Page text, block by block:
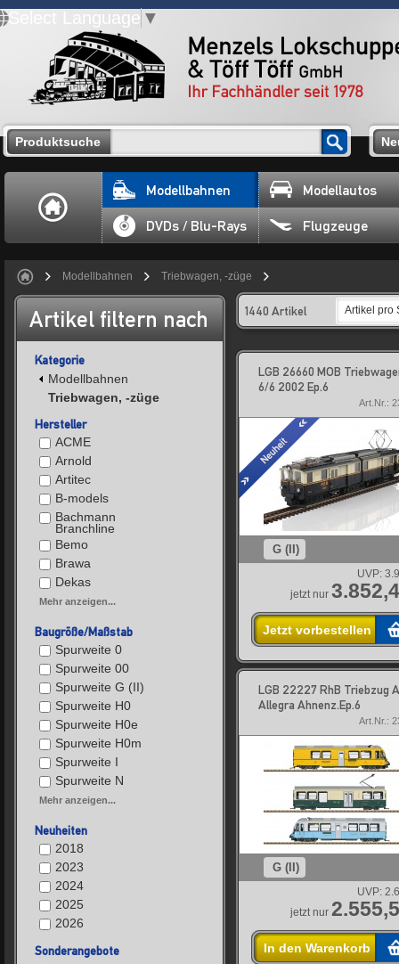
Select Language ▼
Produktsuche
Modellbahnen Modellautos
DVDs / Blu-Rays Flugzeuge
Modellbahnen Triebwagen, -züge
Artikel filtern nach
Kategorie
Modellbahnen
Triebwagen, -züge
Hersteller
ACME
Arnold
Artitec
B-models
Bachmann
Branchline
Bemo
Brawa
Dekas
Mehr anzeigen...
Baugröße/Maßstab
Spurweite 0
Spurweite 00
Spurweite G (II)
Spurweite H0
Spurweite H0e
Spurweite H0m
Spurweite I
Spurweite N
Mehr anzeigen...
Neuheiten
2018
2023
2024
2025
2026
Sonderangebote
1440 Artikel Artikel pro
LGB 26660 MOB
6/6 2002 Ep.6
Art.Nr.:
G (II)
UVP:
jetzt nur
Jetzt vorbestellen
LGB 22227 RhB Triebzug
Allegra Ahnenz.Ep.6
Art.Nr.:
G (II)
UVP:
jetzt nur
In den Warenkorb